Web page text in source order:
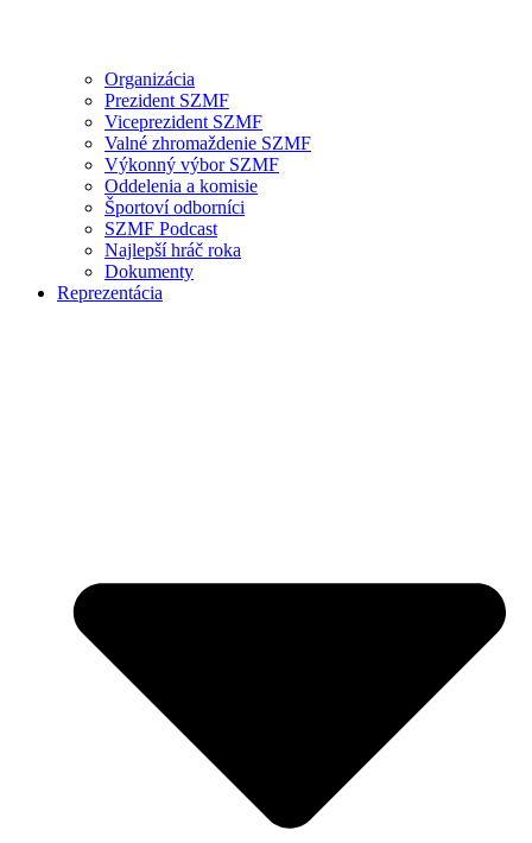
Organizácia
Prezident SZMF
Viceprezident SZMF
Valné zhromaždenie SZMF
Výkonný výbor SZMF
Oddelenia a komisie
Športoví odborníci
SZMF Podcast
Najlepší hráč roka
Dokumenty
Reprezentácia